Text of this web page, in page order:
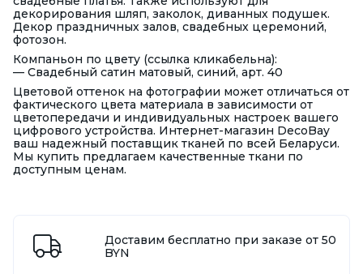
декорирования шляп, заколок, диванных подушек.
Декор праздничных залов, свадебных церемоний,
фотозон.
Компаньон по цвету (ссылка кликабельна):
— Свадебный сатин матовый, синий, арт. 40
Цветовой оттенок на фотографии может отличаться от
фактического цвета материала в зависимости от
цветопередачи и индивидуальных настроек вашего
цифрового устройства. Интернет-магазин DecoBay
ваш надежный поставщик тканей по всей Беларуси.
Мы купить предлагаем качественные ткани по
доступным ценам.
Доставим бесплатно при заказе от 50
BYN